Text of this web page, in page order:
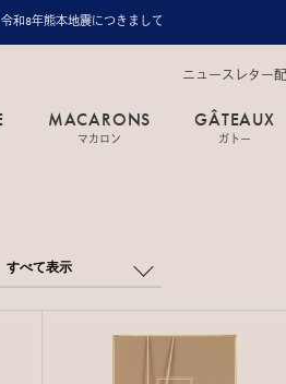
令和8年熊本地震につきまして
ニュースレター
MACARONS
マカロン
GÂTEAUX
ガトー
すべて表示